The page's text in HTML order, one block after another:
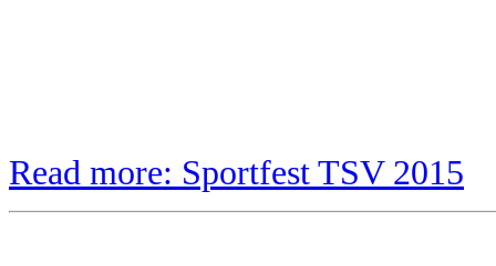
Read more: Sportfest TSV 2015